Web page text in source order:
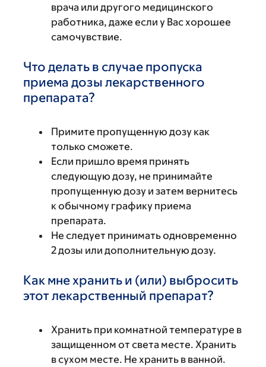
врача или другого медицинского
работника, даже если у Вас хорошее
самочувствие.
Что делать в случае пропуска
приема дозы лекарственного
препарата?
Примите пропущенную дозу как
только сможете.
Если пришло время принять
следующую дозу, не принимайте
пропущенную дозу и затем вернитесь
к обычному графику приема
препарата.
Не следует принимать одновременно
2 дозы или дополнительную дозу.
Как мне хранить и (или) выбросить
этот лекарственный препарат?
Хранить при комнатной температуре в
защищенном от света месте. Хранить
в сухом месте. Не хранить в ванной.